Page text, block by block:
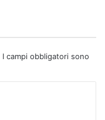
I campi obbligatori sono